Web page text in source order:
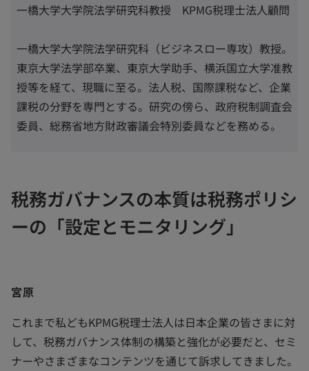
一橋大学大学院法学研究科教授 KPMG税理士法人顧問
一橋大学大学院法学研究科（ビジネスロー専攻）教授。
東京大学法学部卒業、東京大学助手、横浜国立大学准教
授等を経て、現職に至る。法人税、国際課税など、企業
課税の分野を専門とする。研究の傍ら、政府税制調査会
委員、総務省地方財政審議会特別委員などを務める。
税務ガバナンスの本質は税務ポリシ
ーの「設定とモニタリング」
宮原
これまで私どもKPMG税理士法人は日本企業の皆さまに対
して、税務ガバナンス体制の構築と強化が必要だと、セミ
ナーやさまざまなコンテンツを通じて訴求してきました。